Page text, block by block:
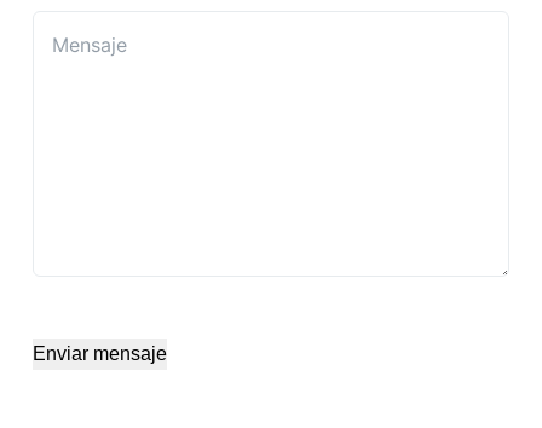
Enviar mensaje